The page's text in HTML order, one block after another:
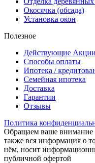
Окосячка (обсада)
Установка окон
Полезное
Действующие
Способы оплаты
Ипотека /
Семейная ипотека
Доставка
Гарантии
Отзывы
Политика
Обращаем ваше внимание
также вся информация о
нём, носит
публичной офертой